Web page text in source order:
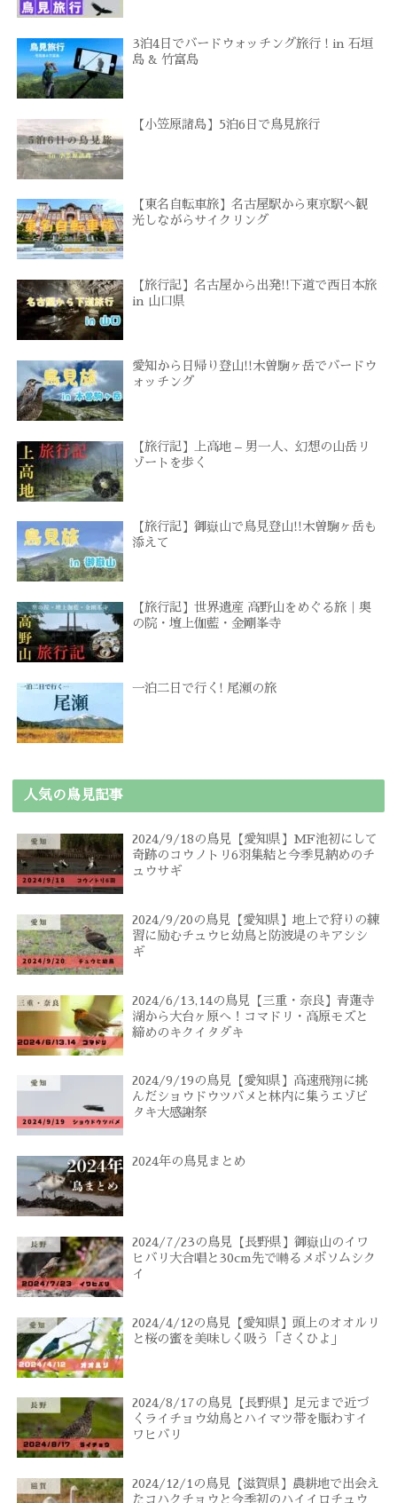
3泊4日でバードウォッチング旅行 ! in 石垣
島 & 竹富島
【小笠原諸島】5泊6日で鳥見旅行
【東名自転車旅】名古屋駅から東京駅へ観
光しながらサイクリング
【旅行記】名古屋から出発!!下道で西日本旅
in 山口県
愛知から日帰り登山!!木曽駒ヶ岳でバードウ
ォッチング
【旅行記】上高地 – 男一人、幻想の山岳リ
ゾートを歩く
【旅行記】御嶽山で鳥見登山!!木曽駒ヶ岳も
添えて
【旅行記】世界遺産 高野山をめぐる旅｜奥
の院・壇上伽藍・金剛峯寺
一泊二日で行く! 尾瀬の旅
人気の鳥見記事
2024/9/18の鳥見【愛知県】MF池初にして
奇跡のコウノトリ6羽集結と今季見納めのチ
ュウサギ
2024/9/20の鳥見【愛知県】地上で狩りの練
習に励むチュウヒ幼鳥と防波堤のキアシシ
ギ
2024/6/13,14の鳥見【三重・奈良】青蓮寺
湖から大台ヶ原へ！コマドリ・高原モズと
締めのキクイタダキ
2024/9/19の鳥見【愛知県】高速飛翔に挑
んだショウドウツバメと林内に集うエゾビ
タキ大感謝祭
2024年の鳥見まとめ
2024/7/23の鳥見【長野県】御嶽山のイワ
ヒバリ大合唱と30cm先で囀るメボソムシク
イ
2024/4/12の鳥見【愛知県】頭上のオオルリ
と桜の蜜を美味しく吸う「さくひよ」
2024/8/17の鳥見【長野県】足元まで近づ
くライチョウ幼鳥とハイマツ帯を賑わすイ
ワヒバリ
2024/12/1の鳥見【滋賀県】農耕地で出会え
たコハクチョウと今季初のハイイロチュウ